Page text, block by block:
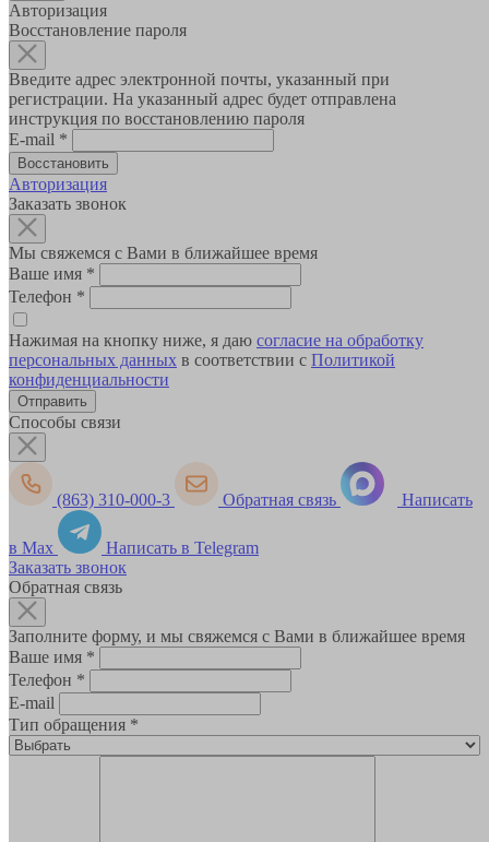
Авторизация
Восстановление пароля
Введите адрес электронной почты, указанный при
регистрации. На указанный адрес будет отправлена
инструкция по восстановлению пароля
E-mail *
Авторизация
Заказать звонок
Мы свяжемся с Вами в ближайшее время
Ваше имя *
Телефон *
Нажимая на кнопку ниже, я даю согласие на обработку
персональных данных в соответствии с Политикой
конфиденциальности
Способы связи
(863) 310-000-3 Обратная связь Написать
в Max
Написать в Telegram
Заказать звонок
Обратная связь
Заполните форму, и мы свяжемся с Вами в ближайшее время
Ваше имя *
Телефон *
E-mail
Тип обращения *